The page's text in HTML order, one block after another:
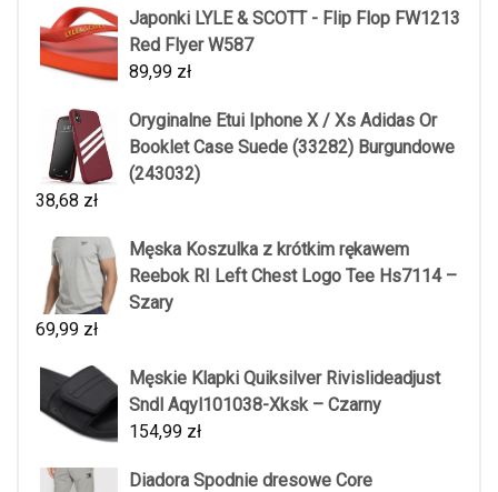
Japonki LYLE & SCOTT - Flip Flop FW1213
Red Flyer W587
89,99 zł
Oryginalne Etui Iphone X / Xs Adidas Or
Booklet Case Suede (33282) Burgundowe
(243032)
38,68 zł
Męska Koszulka z krótkim rękawem
Reebok RI Left Chest Logo Tee Hs7114 –
Szary
69,99 zł
Męskie Klapki Quiksilver Rivislideadjust
Sndl Aqyl101038-Xksk – Czarny
154,99 zł
Diadora Spodnie dresowe Core